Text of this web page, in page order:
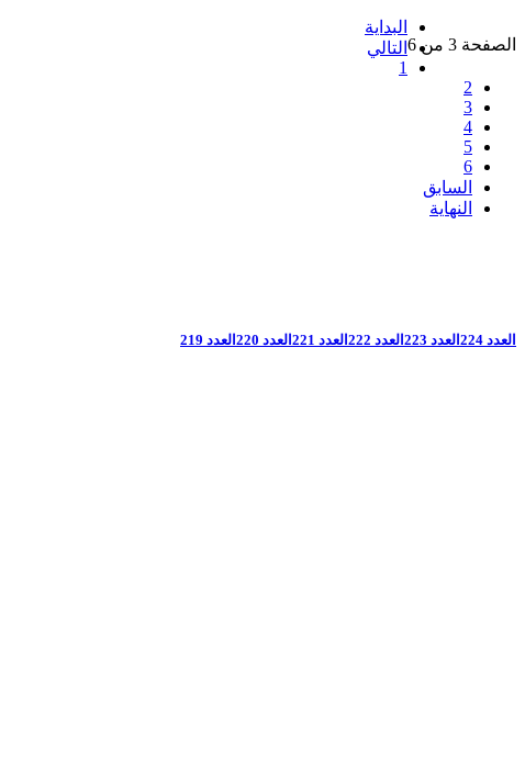
الصفحة 3 من 6
البداية
التالي
1
2
3
4
5
6
السابق
النهاية
العدد 224 العدد 223 العدد 222 العدد 221 العدد 220 العدد 219